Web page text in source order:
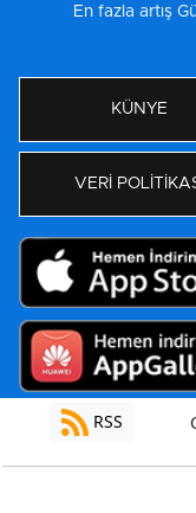
En fazla artış
KÜNYE
VERİ
RSS